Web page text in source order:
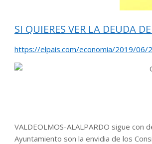
SI QUIERES VER LA DEUDA
https://elpais.com/economia/2019/06/
VALDEOLMOS-ALALPARDO sigue
Ayuntamiento son la envidia de los